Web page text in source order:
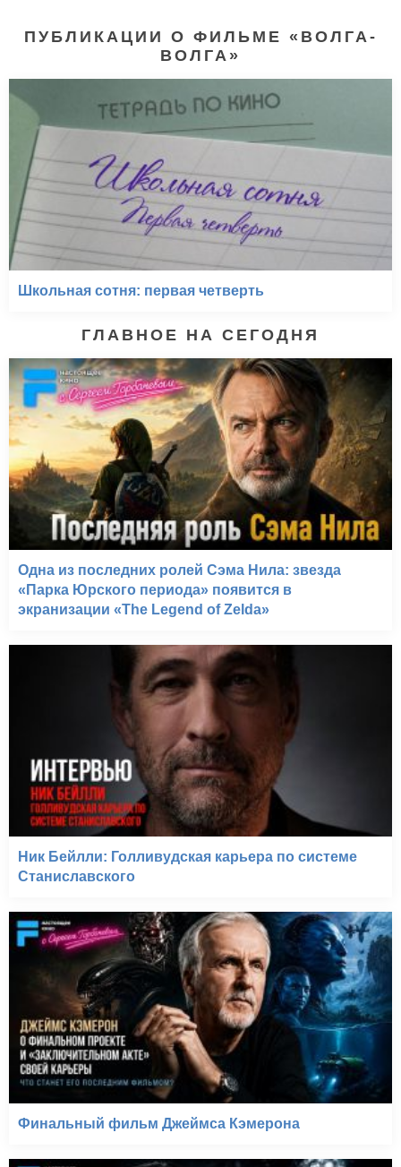
ПУБЛИКАЦИИ О ФИЛЬМЕ «ВОЛГА-
ВОЛГА»
Школьная сотня: первая четверть
ГЛАВНОЕ НА СЕГОДНЯ
Одна из последних ролей Сэма Нила: звезда
«Парка Юрского периода» появится в
экранизации «The Legend of Zelda»
Ник Бейлли: Голливудская карьера по системе
Станиславского
Финальный фильм Джеймса Кэмерона